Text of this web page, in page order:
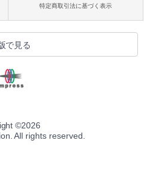
特定商取引法に基づく表示
で見る
©2026
All rights reserved.